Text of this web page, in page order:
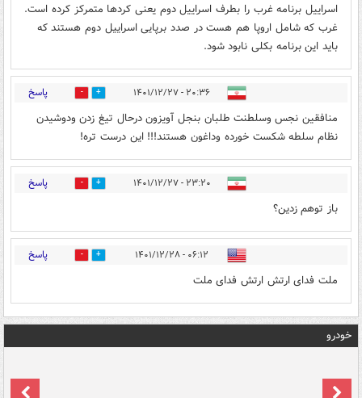
اسراییل برنامه غرب را بطرف اسراییل دوم یعنی کردها متمرکز کرده است.
غرب که شامل اروپا هم هست در صدد برپایی اسراییل دوم هستند که
باید این برنامه بکلی نابود شود.
۲۰:۳۶ - ۱۴۰۱/۱۲/۲۷ 1 پاسخ
منافقین نجس وسلطنت طلبان بنجل آویزون درحال تیغ زدن ودوشیدن
نظام سلطه شکست خورده وداغون هستند!!! این درست تره!
۲۳:۲۰ - ۱۴۰۱/۱۲/۲۷ 0 پاسخ
باز توهم زدین؟
۰۶:۱۲ - ۱۴۰۱/۱۲/۲۸ 0 پاسخ
ملت فدای ارتش ارتش فدای ملت
خودرو